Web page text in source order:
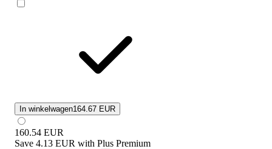
In winkelwagen164.67 EUR
160.54 EUR
Save 4.13 EUR with Plus Premium